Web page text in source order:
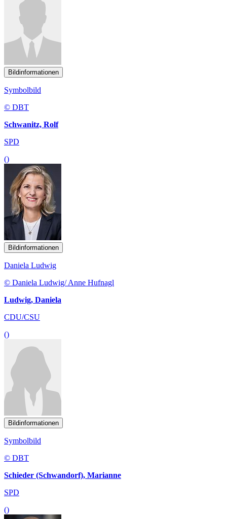
Bildinformationen
Symbolbild
© DBT
Schwanitz, Rolf
SPD
()
Bildinformationen
Daniela Ludwig
© Daniela Ludwig/ Anne Hufnagl
Ludwig, Daniela
CDU/CSU
()
Bildinformationen
Symbolbild
© DBT
Schieder (Schwandorf), Marianne
SPD
()